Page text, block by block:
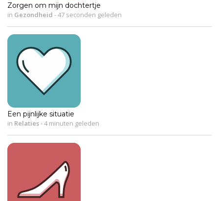
Zorgen om mijn dochtertje
in Gezondheid -47 seconden geleden
Een pijnlijke situatie
in Relaties-4 minuten geleden